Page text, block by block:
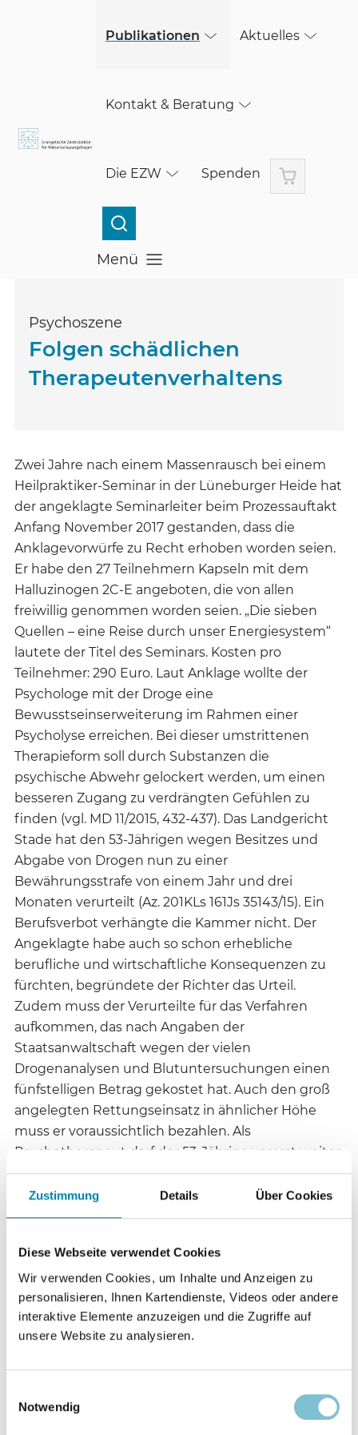
Zustimmung Details Über Cookies
Diese Webseite verwendet Cookies
Wir verwenden Cookies, um Inhalte und Anzeigen zu
personalisieren, Ihnen Kartendienste, Videos oder andere
interaktive Elemente anzuzeigen und die Zugriffe auf
unsere Website zu analysieren.
Notwendig
Publikationen Aktuelles
Kontakt & Beratung
Die EZW Spenden Warenkorb
Menü
Menü öffnen
Psychoszene
Folgen schädlichen
Therapeutenverhaltens
Zwei Jahre nach einem Massenrausch bei einem
Heilpraktiker-Seminar in der Lüneburger Heide hat
der angeklagte Seminarleiter beim Prozessauftakt
Anfang November 2017 gestanden, dass die
Anklagevorwürfe zu Recht erhoben worden seien.
Er habe den 27 Teilnehmern Kapseln mit dem
Halluzinogen 2C-E angeboten, die von allen
freiwillig genommen worden seien. „Die sieben
Quellen – eine Reise durch unser Energiesystem“
lautete der Titel des Seminars. Kosten pro
Teilnehmer: 290 Euro. Laut Anklage wollte der
Psychologe mit der Droge eine
Bewusstseinserweiterung im Rahmen einer
Psycholyse erreichen. Bei dieser umstrittenen
Therapieform soll durch Substanzen die
psychische Abwehr gelockert werden, um einen
besseren Zugang zu verdrängten Gefühlen zu
finden (vgl. MD 11/2015, 432-437). Das Landgericht
Stade hat den 53-Jährigen wegen Besitzes und
Abgabe von Drogen nun zu einer
Bewährungsstrafe von einem Jahr und drei
Monaten verurteilt (Az. 201KLs 161Js 35143/15). Ein
Berufsverbot verhängte die Kammer nicht. Der
Angeklagte habe auch so schon erhebliche
berufliche und wirtschaftliche Konsequenzen zu
fürchten, begründete der Richter das Urteil.
Zudem muss der Verurteilte für das Verfahren
aufkommen, das nach Angaben der
Staatsanwaltschaft wegen der vielen
Drogenanalysen und Blutuntersuchungen einen
fünfstelligen Betrag gekostet hat. Auch den groß
angelegten Rettungseinsatz in ähnlicher Höhe
muss er voraussichtlich bezahlen. Als
Psychotherapeut darf der 53-Jährige vorerst weiter
arbeiten. Allerdings könnte er wegen des
Drogenexperiments seine Approbation verlieren.
Die Psychotherapeutenkammer beschäftigt sich
Im Jahr 2009 gab es den Fall, dass in einer Berliner
Arztpraxis zwei Patienten starben, weil ihnen bei
einer ärztlich geleiteten Gruppentherapie eine
Überdosis psychoaktiver Substanzen verabreicht
Zugang zu verdrängten Gefühlen zu erhalten, die